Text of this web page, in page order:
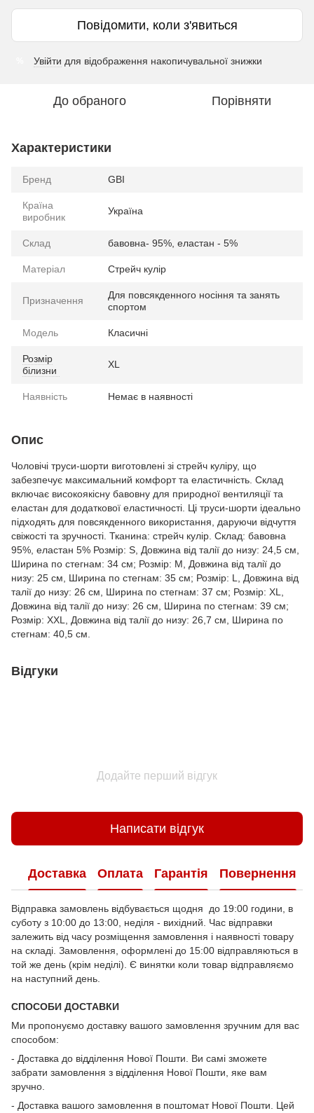
Повідомити, коли з'явиться
Увійти для відображення накопичувальної знижки
До обраного Порівняти
Характеристики
Бренд GBI
Країна
виробник
Україна
Склад бавовна- 95%, еластан - 5%
Матеріал Стрейч кулір
Призначення
Для повсякденного носіння та занять
спортом
Модель Класичні
Розмір
білизни
XL
Наявність Немає в наявності
Опис
Чоловічі труси-шорти виготовлені зі стрейч куліру, що
забезпечує максимальний комфорт та еластичність. Склад
включає високоякісну бавовну для природної вентиляції та
еластан для додаткової еластичності. Ці труси-шорти ідеально
підходять для повсякденного використання, даруючи відчуття
свіжості та зручності. Тканина: стрейч кулір. Склад: бавовна
95%, еластан 5% Розмір: S, Довжина від талії до низу: 24,5 см,
Ширина по стегнам: 34 см; Розмір: M, Довжина від талії до
низу: 25 см, Ширина по стегнам: 35 см; Розмір: L, Довжина від
талії до низу: 26 см, Ширина по стегнам: 37 см; Розмір: XL,
Довжина від талії до низу: 26 см, Ширина по стегнам: 39 см;
Розмір: XXL, Довжина від талії до низу: 26,7 см, Ширина по
стегнам: 40,5 см.
Відгуки
Додайте перший відгук
Написати відгук
Доставка Оплата Гарантія Повернення
Відправка замовлень відбувається щодня до 19:00 години, в
суботу з 10:00 до 13:00, неділя - вихідний. Час відправки
залежить від часу розміщення замовлення і наявності товару
на складі. Замовлення, оформлені до 15:00 відправляються в
той же день (крім неділі). Є винятки коли товар відправляємо
на наступний день.
СПОСОБИ ДОСТАВКИ
Ми пропонуємо доставку вашого замовлення зручним для вас
способом:
- Доставка до відділення Нової Пошти. Ви самі зможете
забрати замовлення з відділення Нової Пошти, яке вам
зручно.
- Доставка вашого замовлення в поштомат Нової Пошти. Цей